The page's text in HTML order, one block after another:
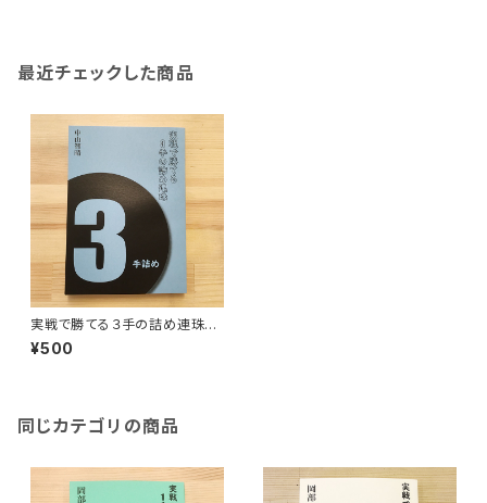
最近チェックした商品
実戦で勝てる３手の詰め連珠
（ビギナー向け）
¥500
同じカテゴリの商品